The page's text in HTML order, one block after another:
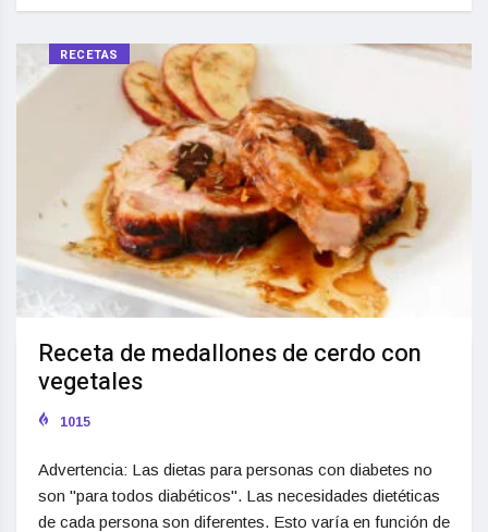
RECETAS
Receta de medallones de cerdo con
vegetales
1015
Advertencia: Las dietas para personas con diabetes no
son "para todos diabéticos". Las necesidades dietéticas
de cada persona son diferentes. Esto varía en función de